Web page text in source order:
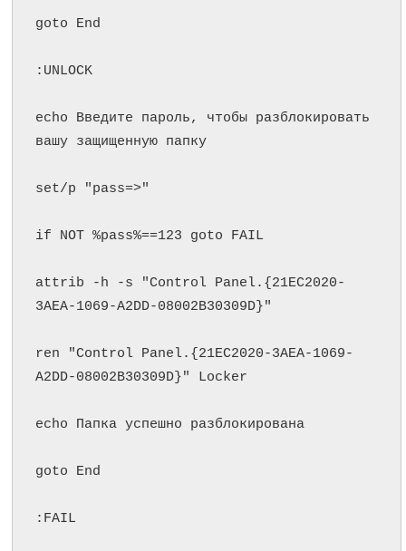
goto End
:UNLOCK
echo Введите пароль, чтобы разблокировать
вашу защищенную папку
set/p "pass=>"
if NOT %pass%==123 goto FAIL
attrib -h -s "Control Panel.{21EC2020-
3AEA-1069-A2DD-08002B30309D}"
ren "Control Panel.{21EC2020-3AEA-1069-
A2DD-08002B30309D}" Locker
echo Папка успешно разблокирована
goto End
:FAIL